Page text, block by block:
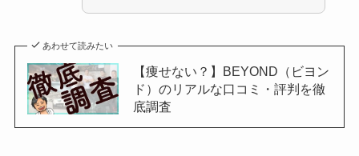
あわせて読みたい
【痩せない？】BEYOND（ビヨン
ド）のリアルな口コミ・評判を徹
底調査